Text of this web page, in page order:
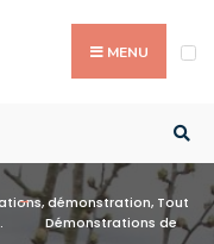
MENU
,démonstration, Tout
Démonstrations de